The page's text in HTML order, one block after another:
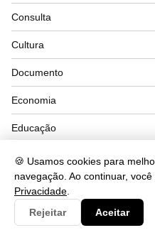
🍪 Usamos cookies para
navegação. Ao continuar,
Privacidade
Rejeitar
Aceitar
Consulta
Cultura
Documento
Economia
Educação
Esporte
Eventos
Gastronomia